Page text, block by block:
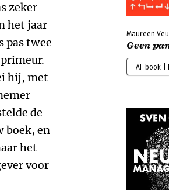
zeker
het jaar
pas twee
hij, met
de
boek, en
het
voor
Maureen
Geen
AI-book |